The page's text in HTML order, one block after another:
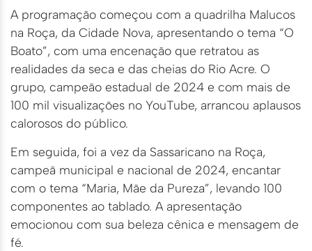
A programação começou com a quadrilha Malucos
na Roça, da Cidade Nova, apresentando o tema “O
Boato”, com uma encenação que retratou as
realidades da seca e das cheias do Rio Acre. O
grupo, campeão estadual de 2024 e com mais de
100 mil visualizações no YouTube, arrancou aplausos
calorosos do público.
Em seguida, foi a vez da Sassaricano na Roça,
campeã municipal e nacional de 2024, encantar
com o tema “Maria, Mãe da Pureza”, levando 100
componentes ao tablado. A apresentação
emocionou com sua beleza cênica e mensagem de
fé.